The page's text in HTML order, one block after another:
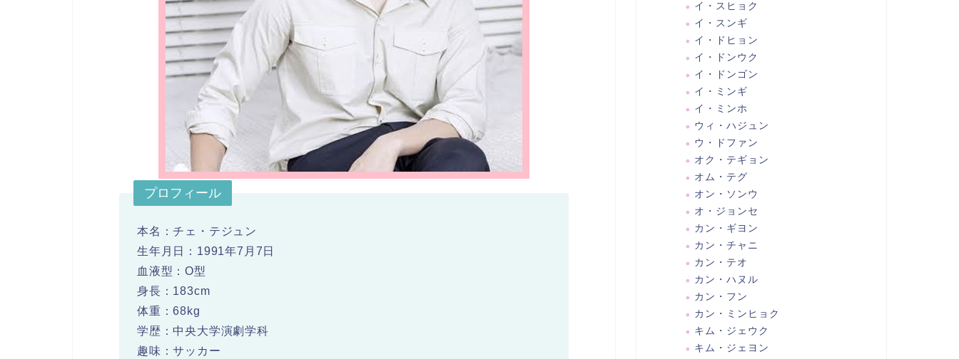
プロフィール
本名：チェ・テジュン
生年月日：1991年7月7日
血液型：O型
身長：183cm
体重：68kg
学歴：中央大学演劇学科
趣味：サッカー
イ・スヒョク
イ・スンギ
イ・ドヒョン
イ・ドンウク
イ・ドンゴン
イ・ミンギ
イ・ミンホ
ウィ・ハジュン
ウ・ドファン
オク・テギョン
オム・テグ
オン・ソンウ
オ・ジョンセ
カン・ギヨン
カン・チャニ
カン・テオ
カン・ハヌル
カン・フン
カン・ミンヒョク
キム・ジェウク
キム・ジェヨン